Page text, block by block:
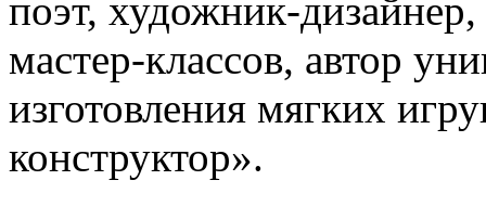
поэт, художник-дизайнер,
мастер-классов, автор
изготовления мягких
конструктор».